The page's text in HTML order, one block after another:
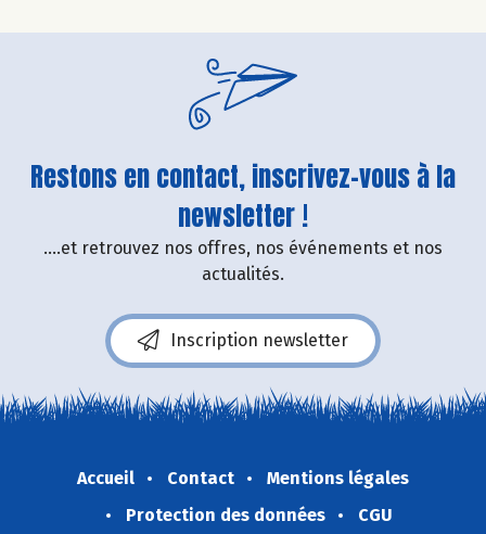
Restons en contact, inscrivez-vous à la
newsletter !
....et retrouvez nos offres, nos événements et nos
actualités.
Inscription newsletter
Accueil Contact
Mentions légales
Protection des données
CGU